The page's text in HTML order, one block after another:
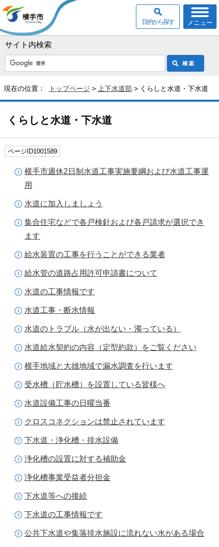
サイト内検索
メニュー
目的から探す
現在の位置： トップページ > 上下水道部 > くらしと水道・下水道
くらしと水道・下水道
ページID1001589
横手市週休2日制水道工事実施要綱および水道工事運
用
水道に加入しましょう
集合住宅などで各戸検針および各戸請求が選択でき
ます
給水装置の工事を行うことができる業者
給水管の道路占用許可申請書について
水道の工事情報です
水道工事・断水情報
水道のトラブル（水が出ない・濁っている）
水道給水契約の内容（定型約款）をご覧ください
横手地域と大雄地域で漏水調査を行います
受水槽（貯水槽）を設置している皆様へ
水道設備工事の日曜当番
クロスコネクションは禁止されています
下水道・浄化槽・排水設備
浄化槽の設置に対する補助金
浄化槽事業受益者分担金
下水道等への接続
下水道の工事情報です
公共下水道や集落排水施設に流れない水がある場合